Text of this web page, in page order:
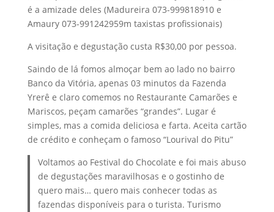
é a amizade deles (Madureira 073-999818910 e
Amaury 073-991242959m taxistas profissionais)
A visitação e degustação custa R$30,00 por pessoa.
Saindo de lá fomos almoçar bem ao lado no bairro
Banco da Vitória, apenas 03 minutos da Fazenda
Yrerê e claro comemos no Restaurante Camarões e
Mariscos, peçam camarões “grandes”. Lugar é
simples, mas a comida deliciosa e farta. Aceita cartão
de crédito e conheçam o famoso “Lourival do Pitu”
Voltamos ao Festival do Chocolate e foi mais abuso
de degustações maravilhosas e o gostinho de
quero mais… quero mais conhecer todas as
fazendas disponíveis para o turista. Turismo